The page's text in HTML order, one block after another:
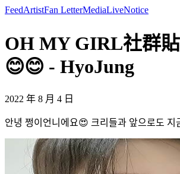
FeedArtistFan LetterMediaLiveNotice
OH MY GIRL社群貼
😊😊 - HyoJung
2022 年 8 月 4 日
안녕 쩡이언니에요😍 크리들과 앞으로도